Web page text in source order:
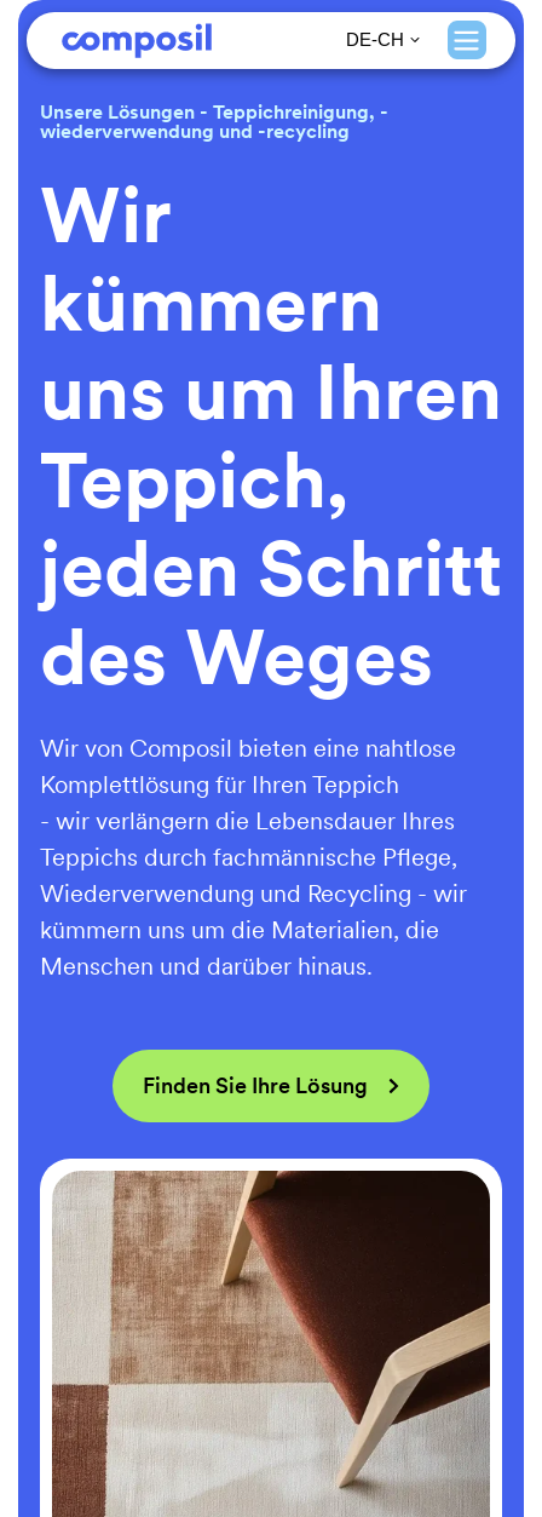
DE-CH
Unsere Lösungen - Teppichreinigung, -
wiederverwendung und -recycling
Wir
kümmern
uns um Ihren
Teppich,
jeden Schritt
des Weges
Wir von Composil bieten eine nahtlose
Komplettlösung für Ihren Teppich
- wir verlängern die Lebensdauer Ihres
Teppichs durch fachmännische Pflege,
Wiederverwendung und Recycling - wir
kümmern uns um die Materialien, die
Menschen und darüber hinaus.
Finden Sie Ihre Lösung